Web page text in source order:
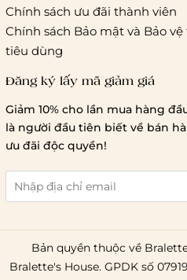
Hà Nội và các tỉnh thành khá
Lưu ý chung về chính
1 triệu
giao hàng trong ngày
giao hàng tiêu chuẩn
toàn quốc.
Chính sách ưu đãi thành viên
Chính sách Bảo mật và Bảo
tiêu dùng
Đăng ký lấy mã giảm giá
Giảm 10% cho lần mua hàng
là người đầu tiên biết về bán
ưu đãi độc quyền!
Bản quyền thuộc về
Bralette's House. GPDK số